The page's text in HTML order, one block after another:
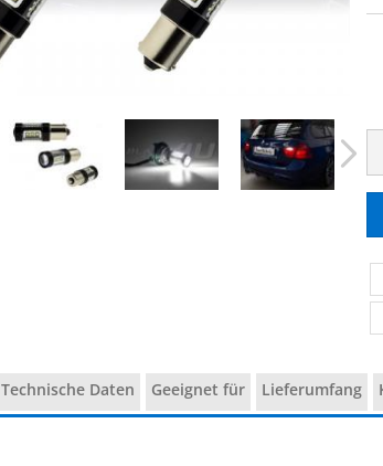
Technische Daten Geeignet für Lieferumfang